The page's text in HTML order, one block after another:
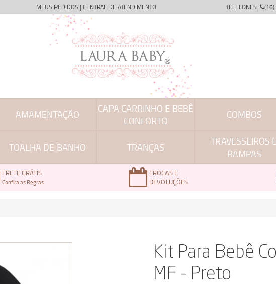
MEUS PEDIDOS | CENTRAL DE ATENDIMENTO TELEFONES:
AMAMENTAÇÃO
CAPA CARRINHO E BEBÊ
CONFORTO
COMBOS
TOALHA DE BANHO TRANÇAS
TRAVESSEIROS E
RAMPAS
FRETE GRÁTIS
Confira as Regras
TROCAS E
DEVOLUÇÕES
Kit Para Bebê
MF - Preto